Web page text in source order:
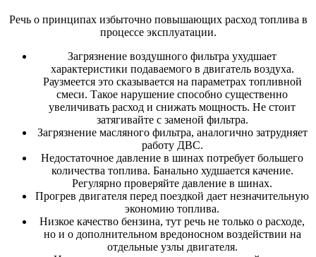
Речь о принципах избыточно повышающих расход топлива в
процессе эксплуатации.
Загрязнение воздушного фильтра ухудшает
характеристики подаваемого в двигатель воздуха.
Раузмеется это сказывается на параметрах топливной
смеси. Такое нарушение способно существенно
увеличивать расход и снижать мощность. Не стоит
затягивайте с заменой фильтра.
Загрязнение масляного фильтра, аналогично затрудняет
работу ДВС.
Недостаточное давление в шинах потребует большего
количества топлива. Банально худшается качение.
Регулярно проверяйте давление в шинах.
Прогрев двигателя перед поездкой дает незначительную
экономию топлива.
Низкое качество бензина, тут речь не только о расходе,
но и о дополнительном вредоносном воздействии на
отдельные узлы двигателя.